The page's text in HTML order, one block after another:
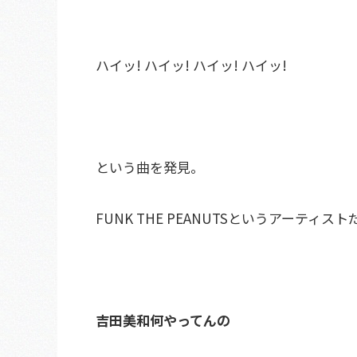
ハイッ! ハイッ! ハイッ! ハイッ!
という曲を発見。
FUNK THE PEANUTSというアーティスト
吉田美和何やってんの